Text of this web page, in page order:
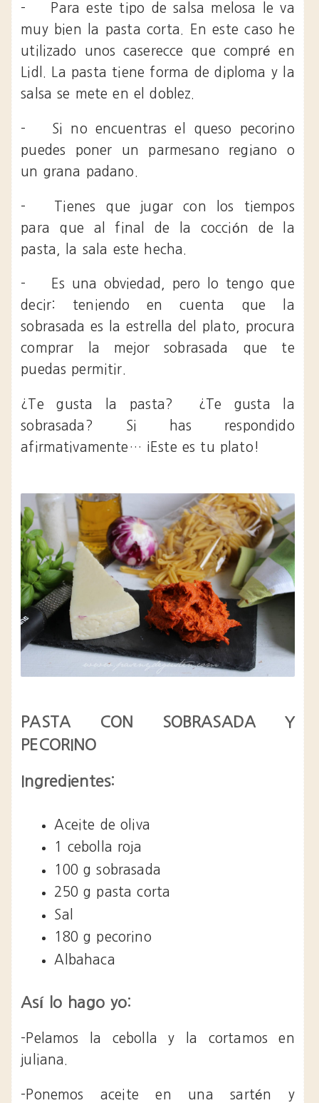
-
Para este tipo de salsa melosa le va
muy bien la pasta corta. En este caso he
utilizado unos caserecce que compré en
Lidl. La pasta tiene forma de diploma y la
salsa se mete en el doblez.
-
Si no encuentras el queso pecorino
puedes poner un parmesano regiano o
un grana padano.
-
Tienes que jugar con los tiempos
para que al final de la cocción de la
pasta, la sala este hecha.
-
Es una obviedad, pero lo tengo que
decir: teniendo en cuenta que la
sobrasada es la estrella del plato, procura
comprar la mejor sobrasada que te
puedas permitir.
¿Te gusta la pasta? ¿Te gusta la
sobrasada? Si has respondido
afirmativamente… ¡Este es tu plato!
PASTA CON SOBRASADA Y
PECORINO
Ingredientes:
Aceite de oliva
1 cebolla roja
100 g sobrasada
250 g pasta corta
Sal
180 g pecorino
Albahaca
Así lo hago yo:
-Pelamos la cebolla y la cortamos en
juliana.
-Ponemos aceite en una sartén y